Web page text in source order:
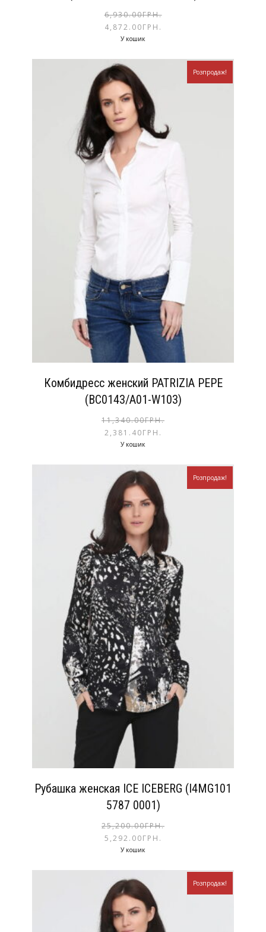
6,930.00ГРН.
4,872.00ГРН.
У кошик
Комбидресс женский PATRIZIA PEPE
(BC0143/A01-W103)
Розпродаж!
11,340.00ГРН.
2,381.40ГРН.
У кошик
Рубашка женская ICE ICEBERG (I4MG101
5787 0001)
Розпродаж!
25,200.00ГРН.
5,292.00ГРН.
У кошик
Розпродаж!